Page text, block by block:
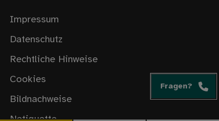
Impressum
Datenschutz
Rechtliche Hinweise
Cookies
Bildnachweise
Fragen?